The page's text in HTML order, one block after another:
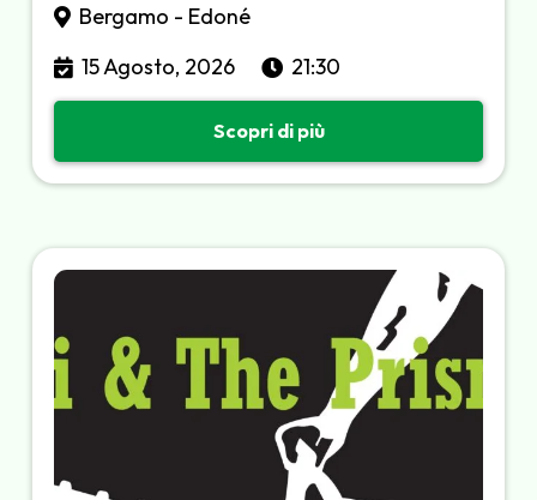
Bergamo - Edoné
15 Agosto, 2026
21:30
Scopri di più